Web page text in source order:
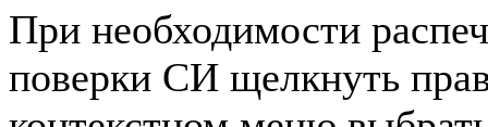
При необходимости
поверки СИ щелкнуть